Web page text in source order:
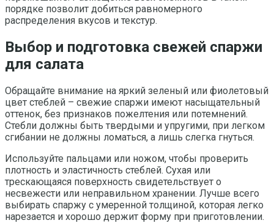
порядке позволит добиться равномерного
распределения вкусов и текстур.
Выбор и подготовка свежей спаржи
для салата
Обращайте внимание на яркий зеленый или фиолетовый
цвет стеблей – свежие спаржи имеют насыщательный
оттенок, без признаков пожелтения или потемнений.
Стебли должны быть твердыми и упругими, при легком
сгибании не должны ломаться, а лишь слегка гнуться.
Используйте пальцами или ножом, чтобы проверить
плотность и эластичность стеблей. Сухая или
трескающаяся поверхность свидетельствует о
несвежести или неправильном хранении. Лучше всего
выбирать спаржу с умеренной толщиной, которая легко
нарезается и хорошо держит форму при приготовлении.